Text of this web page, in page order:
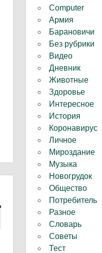
Computer
Армия
Барановичи
Без рубрики
Видео
Дневник
Животные
Здоровье
Интересное
История
Коронавирус
Личное
Мироздание
Музыка
Новогрудок
Общество
Потребитель
Разное
Словарь
Советы
Тест